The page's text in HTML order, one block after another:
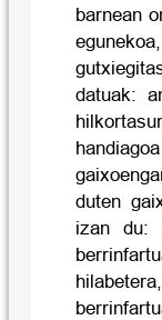
barnean
datuak:
duten
izan du: